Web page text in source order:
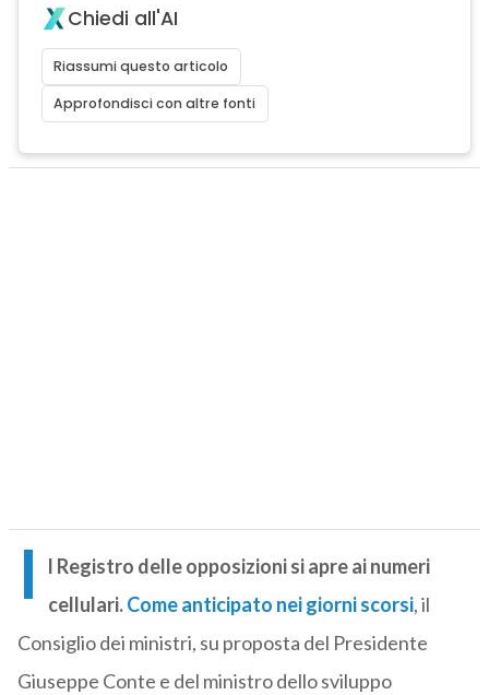
Chiedi all'AI
Riassumi questo articolo
Approfondisci con altre fonti
I
l Registro delle opposizioni si apre ai numeri
cellulari.Come anticipato nei giorni scorsi, il
Consiglio dei ministri, su proposta del Presidente
Giuseppe Conte e del ministro dello sviluppo